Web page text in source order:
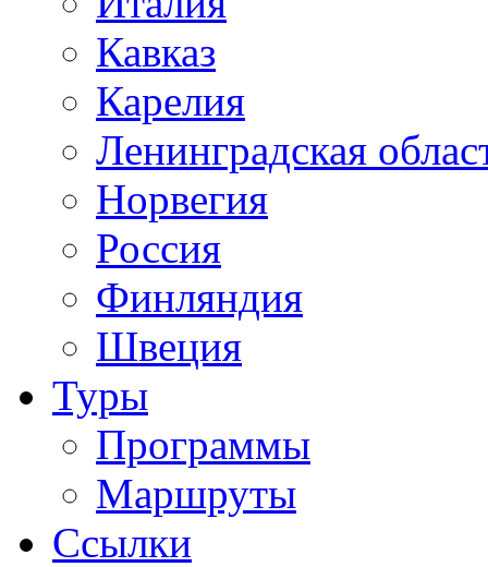
Кавказ
Карелия
Ленинградская
Норвегия
Россия
Финляндия
Швеция
Туры
Программы
Маршруты
Ссылки